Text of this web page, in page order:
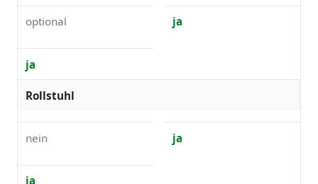
optional ja
ja
Rollstuhl
nein ja
ja